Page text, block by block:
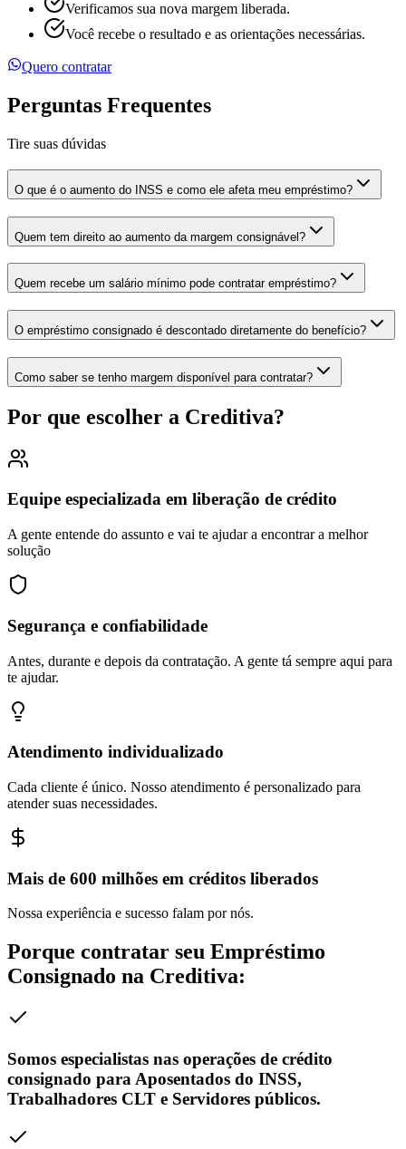
Verificamos sua nova margem liberada.
Você recebe o resultado e as orientações necessárias.
Quero contratar
Perguntas Frequentes
Tire suas dúvidas
O que é o aumento do INSS e como ele afeta meu empréstimo?
Quem tem direito ao aumento da margem consignável?
Quem recebe um salário mínimo pode contratar empréstimo?
O empréstimo consignado é descontado diretamente do benefício?
Como saber se tenho margem disponível para contratar?
Por que escolher a Creditiva?
Equipe especializada em liberação de crédito
A gente entende do assunto e vai te ajudar a encontrar a melhor
solução
Segurança e confiabilidade
Antes, durante e depois da contratação. A gente tá sempre aqui para
te ajudar.
Atendimento individualizado
Cada cliente é único. Nosso atendimento é personalizado para
atender suas necessidades.
Mais de 600 milhões em créditos liberados
Nossa experiência e sucesso falam por nós.
Porque contratar seu Empréstimo
Consignado na Creditiva:
Somos especialistas nas operações de crédito
consignado para Aposentados do INSS,
Trabalhadores CLT e Servidores públicos.